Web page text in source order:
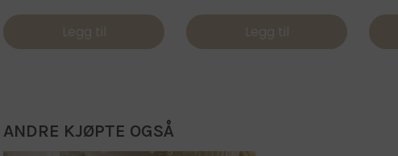
Legg til Legg til
ANDRE KJØPTE OGSÅ